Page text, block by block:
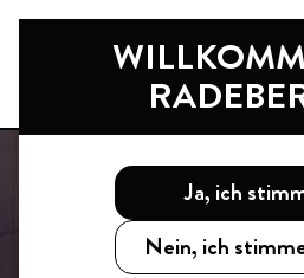
Ja, ich
Nein, ich